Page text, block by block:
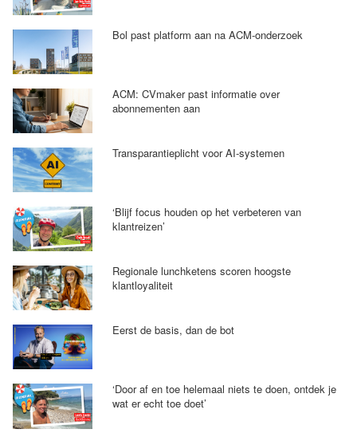
Bol past platform aan na ACM-onderzoek
ACM: CVmaker past informatie over
abonnementen aan
Transparantieplicht voor AI-systemen
‘Blijf focus houden op het verbeteren van
klantreizen’
Regionale lunchketens scoren hoogste
klantloyaliteit
Eerst de basis, dan de bot
‘Door af en toe helemaal niets te doen, ontdek je
wat er echt toe doet’